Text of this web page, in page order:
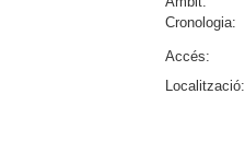
Cronologia:
Accés:
Localització: